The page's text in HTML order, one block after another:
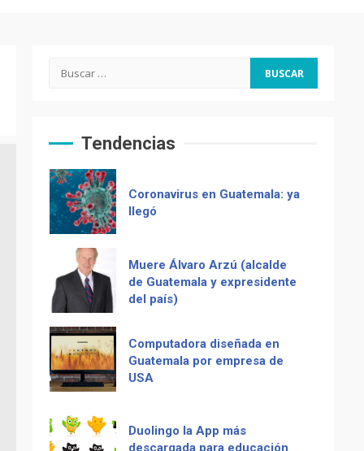
Buscar:
Tendencias
Guatemala
Coronavirus en Guatemala: ya
llegó
Muere Álvaro Arzú (alcalde
de Guatemala y expresidente
del país)
Computadora diseñada en
Guatemala por empresa de
USA
Duolingo la App más
descargada para educación
Recetas del fiambre